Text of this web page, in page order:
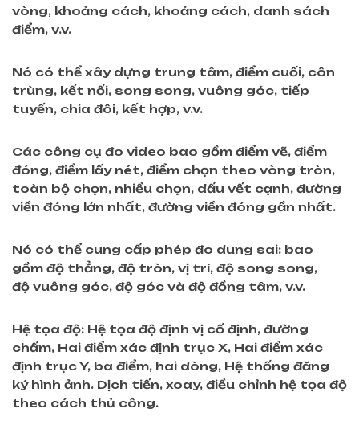
vòng, khoảng cách, khoảng cách, danh sách
điểm, v.v.
Nó có thể xây dựng trung tâm, điểm cuối, côn
trùng, kết nối, song song, vuông góc, tiếp
tuyến, chia đôi, kết hợp, v.v.
Các công cụ đo video bao gồm điểm vẽ, điểm
đóng, điểm lấy nét, điểm chọn theo vòng tròn,
toàn bộ chọn, nhiều chọn, dấu vết cạnh, đường
viền đóng lớn nhất, đường viền đóng gần nhất.
Nó có thể cung cấp phép đo dung sai: bao
gồm độ thẳng, độ tròn, vị trí, độ song song,
độ vuông góc, độ góc và độ đồng tâm, v.v.
Hệ tọa độ: Hệ tọa độ định vị cố định, đường
chấm, Hai điểm xác định trục X, Hai điểm xác
định trục Y, ba điểm, hai dòng, Hệ thống đăng
ký hình ảnh. Dịch tiến, xoay, điều chỉnh hệ tọa độ
theo cách thủ công.